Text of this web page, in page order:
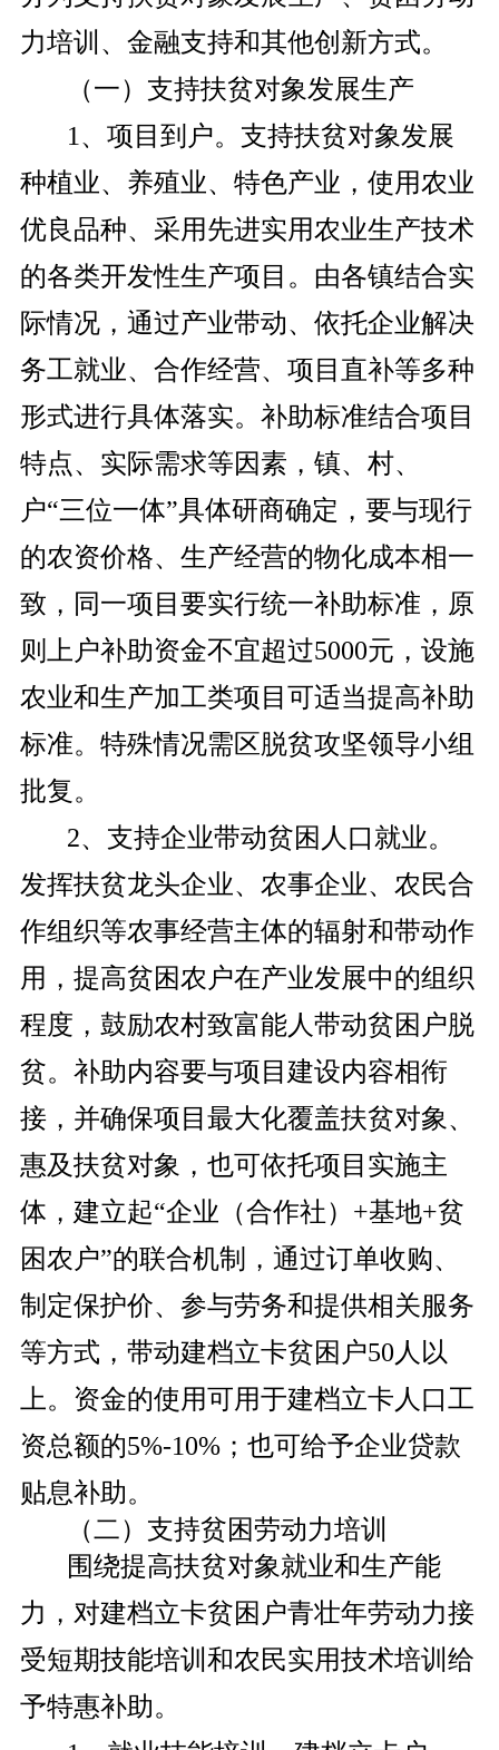
力培训、金融支持和其他创新方式。
（一）支持扶贫对象发展生产
1、项目到户。支持扶贫对象发展
种植业、养殖业、特色产业，使用农业
优良品种、采用先进实用农业生产技术
的各类开发性生产项目。由各镇结合实
际情况，通过产业带动、依托企业解决
务工就业、合作经营、项目直补等多种
形式进行具体落实。补助标准结合项目
特点、实际需求等因素，镇、村、
户“三位一体”具体研商确定，要与现行
的农资价格、生产经营的物化成本相一
致，同一项目要实行统一补助标准，原
则上户补助资金不宜超过5000元，设施
农业和生产加工类项目可适当提高补助
标准。特殊情况需区脱贫攻坚领导小组
批复。
2、支持企业带动贫困人口就业。
发挥扶贫龙头企业、农事企业、农民合
作组织等农事经营主体的辐射和带动作
用，提高贫困农户在产业发展中的组织
程度，鼓励农村致富能人带动贫困户脱
贫。补助内容要与项目建设内容相衔
接，并确保项目最大化覆盖扶贫对象、
惠及扶贫对象，也可依托项目实施主
体，建立起“企业（合作社）+基地+贫
困农户”的联合机制，通过订单收购、
制定保护价、参与劳务和提供相关服务
等方式，带动建档立卡贫困户50人以
上。资金的使用可用于建档立卡人口工
资总额的5%-10%；也可给予企业贷款
贴息补助。
（二）支持贫困劳动力培训
围绕提高扶贫对象就业和生产能
力，对建档立卡贫困户青壮年劳动力接
受短期技能培训和农民实用技术培训给
予特惠补助。